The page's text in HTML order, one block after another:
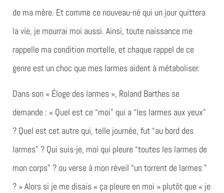
de ma mère. Et comme ce nouveau-né qui un jour quittera
la vie, je mourrai moi aussi. Ainsi, toute naissance me
rappelle ma condition mortelle, et chaque rappel de ce
genre est un choc que mes larmes aident à métaboliser.
Dans son « Éloge des larmes », Roland Barthes se
demande : « Quel est ce “moi” qui a “les larmes aux yeux”
? Quel est cet autre qui, telle journée, fut “au bord des
larmes” ? Qui suis-je, moi qui pleure “toutes les larmes de
mon corps” ? ou verse à mon réveil “un torrent de larmes ”
? » Alors si je me disais « ça pleure en moi » plutôt que « je